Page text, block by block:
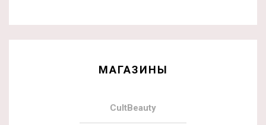
МАГАЗИНЫ
CultBeauty